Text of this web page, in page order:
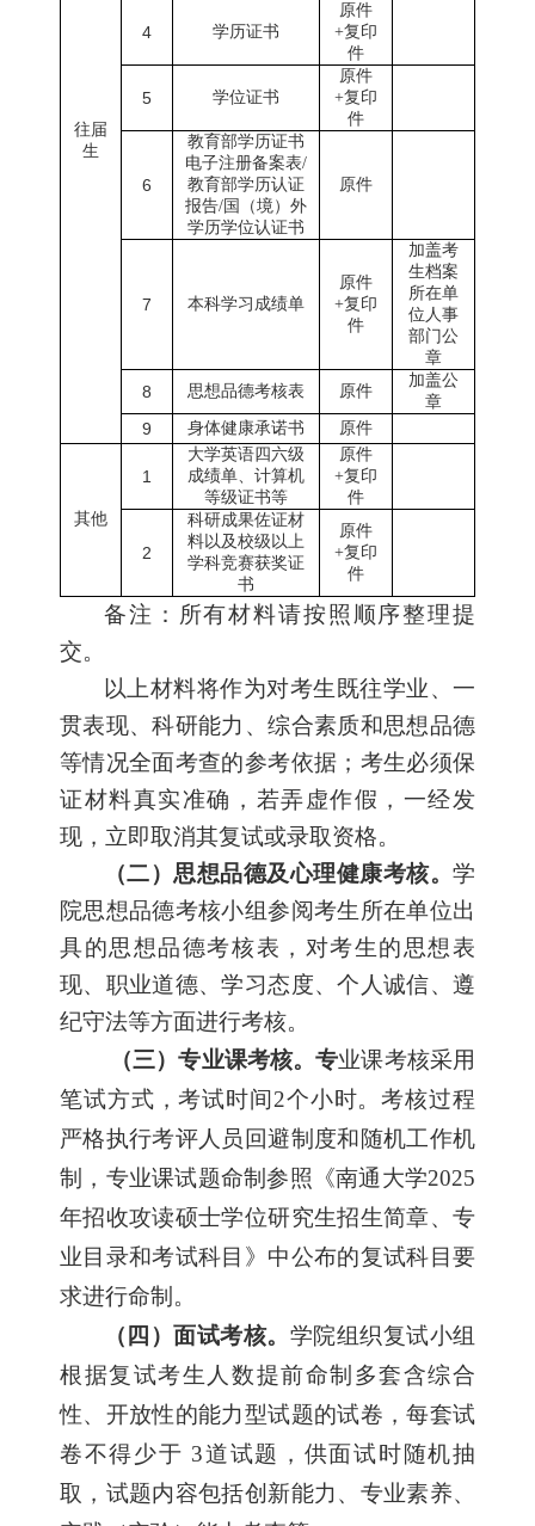
往届
生
4 学历证书
原件
+复印
件
5 学位证书
原件
+复印
件
6
教育部学历证书
电子注册备案表/
教育部学历认证
报告/ 国（境）外
学历学位认证书
原件
7 本科学习成绩单
原件
+复印
件
加盖考
生档案
所在单
位人事
部门公
章
8 思想品德考核表 原件
加盖公
章
9 身体健康承诺书 原件
其他
1
大学英语四六级
成绩单、计算机
等级证书等
原件
+复印
件
2
科研成果佐证材
料以及校级以上
学科竞赛获奖证
书
原件
+复印
件
备注：所有材料请按照顺序整理提
交。
以上材料将作为对考生既往学业、一
贯表现、科研能力、综合素质和思想品德
等情况全面考查的参考依据；考生必须保
证材料真实准确，若弄虚作假，一经发
现，立即取消其复试或录取资格。
（二）思想品德及心理健康考核。 学
院思想品德考核小组参阅考生所在单位出
具的思想品德考核表，对考生的思想表
现、职业道德、学习态度、个人诚信、遵
纪守法等方面进行考核。
（三）专业课考核。专业课考核采用
笔试方式，考试时间2个小时。考核过程
严格执行考评人员回避制度和随机工作机
制，专业课试题命制参照《南通大学2025
年招收攻读硕士学位研究生招生简章、专
业目录和考试科目》中公布的复试科目要
求进行命制。
（四）面试考核。 学院组织复试小组
根据复试考生人数提前命制多套含综合
性、开放性的能力型试题的试卷，每套试
卷不得少于 3道试题，供面试时随机抽
取，试题内容包括创新能力、专业素养、